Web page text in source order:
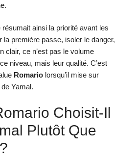
ainsi la priorité avant les
la première passe, isoler le danger,
clair, ce n’est pas le volume
niveau, mais leur qualité. C’est
Romario lorsqu’il mise sur
Yamal.
Choisit-Il
Plutôt Que